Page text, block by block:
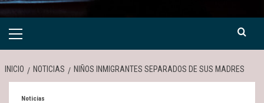
Menú
INICIO NOTICIAS NIÑOS INMIGRANTES SEPARADOS DE SUS MADRES
Noticias